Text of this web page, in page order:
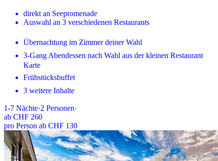
direkt an Seepromenade
Auswahl an 3 verschiedenen Restaurants
Übernachtung im Zimmer deiner Wahl
3-Gang Abendessen nach Wahl aus der kleinen Restaurant
Karte
Frühstücksbuffet
3 weitere Inhalte
1-7 Nächte·2 Personen·
ab CHF 260
pro Person ab CHF 130